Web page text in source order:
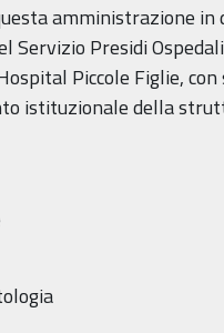
amministrazione in
Servizio Presidi
Piccole Figlie,
istituzionale della